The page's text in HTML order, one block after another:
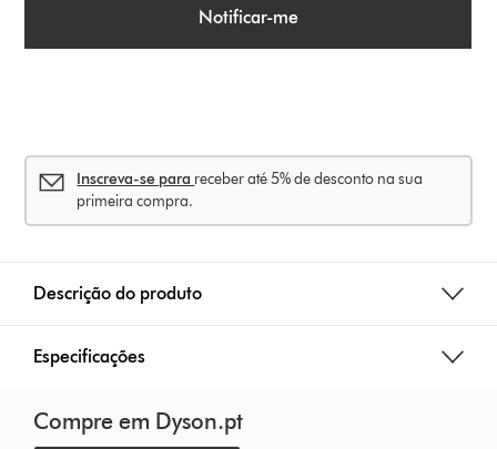
n
Notificar-me
Inscreva-se para receber até 5% de desconto na sua
primeira compra.
Descrição do produto
Especificações
Compre em Dyson.pt